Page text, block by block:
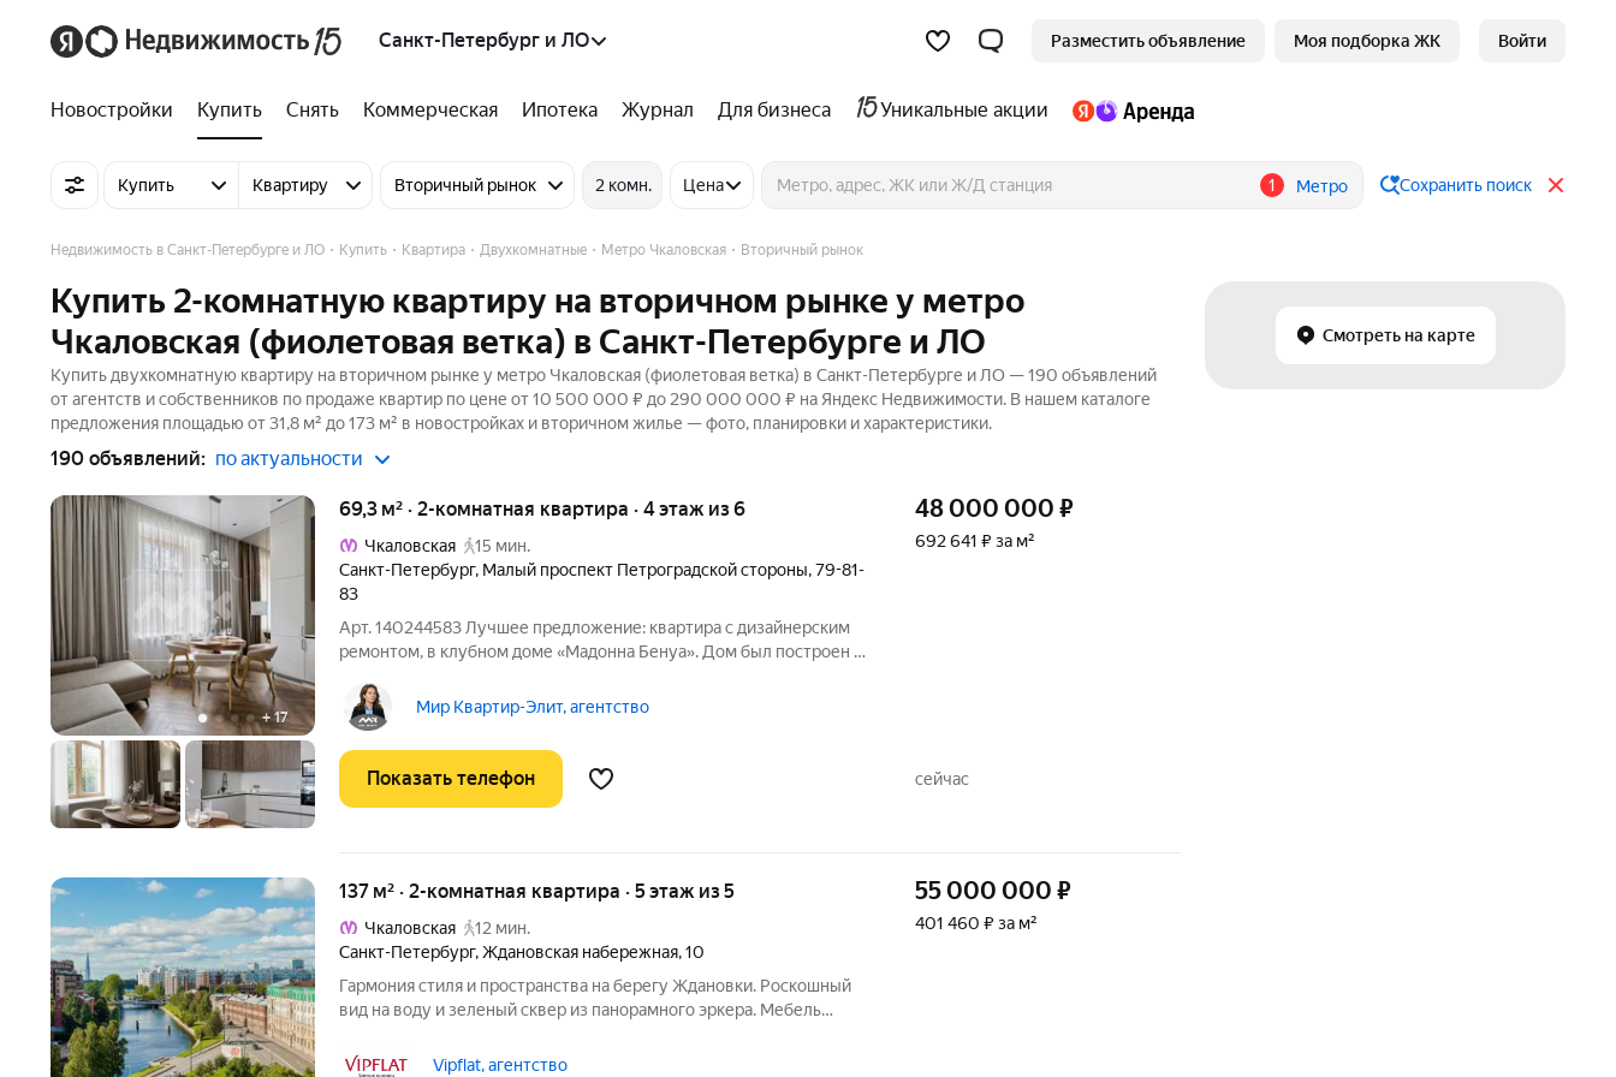
Санкт-Петербург и ЛО Разместить объявление Моя подборка ЖК Войти
Новостройки Купить Снять Коммерческая Ипотека Журнал Для бизнеса Уникальные акции
Купить Квартиру Вторичный рынок 2 комн. Цена 1 Метро Сохранить поиск
Смотреть на карте
Недвижимость в Санкт-Петербурге и ЛО Купить Квартира Двухкомнатные Метро Чкаловская Вторичный рынок
Купить 2-комнатную квартиру на вторичном рынке у метро
Чкаловская (фиолетовая ветка) в Санкт-Петербурге и ЛО
Купить двухкомнатную квартиру на вторичном рынке у метро Чкаловская (фиолетовая ветка) в Санкт-Петербурге и ЛО — 190 объявлений
от агентств и собственников по продаже квартир по цене от 10 500 000 ₽ до 290 000 000 ₽ на Яндекс Недвижимости. В нашем каталоге
предложения площадью от 31,8 м² до 173 м² в новостройках и вторичном жилье — фото, планировки и характеристики.
190 объявлений: по актуальности
+ 17
69,3 м² · 2-комнатная квартира · 4 этаж из 6
Чкаловская
15 мин.
Санкт-Петербург, Малый проспект Петроградской стороны,79-81-
83
Арт. 140244583 Лучшее предложение: квартира с дизайнерским
ремонтом, в клубном доме «Мадонна Бенуа». Дом был построен в
Шретером, продолжателем знаменитой династии Бенуа. В 2023
году была
Мир Квартир-Элит, агентство
48 000 000 ₽
692 641 ₽ за м²
Показать телефон сейчас
137 м² · 2-комнатная квартира · 5 этаж из 5
Чкаловская
12 мин.
Санкт-Петербург,Ждановская набережная,10
Гармония стиля и пространства на берегу Ждановки. Роскошный
вид на воду и зеленый сквер из панорамного эркера. Мебель
Спальня с чудесным видом и балконом. Посмотреть 20 фото или
Vipflat, агентство
55 000 000 ₽
401 460 ₽ за м²